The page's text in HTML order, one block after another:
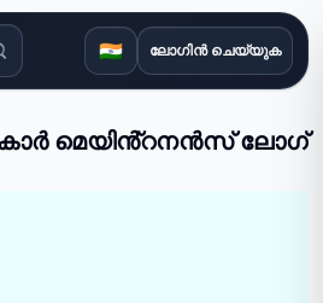
ഉപകരണങ്ങൾ
🇮🇳 ലോഗിൻ ചെയ്യുക
മെയിൻ്റനൻസ് ലോഗ്